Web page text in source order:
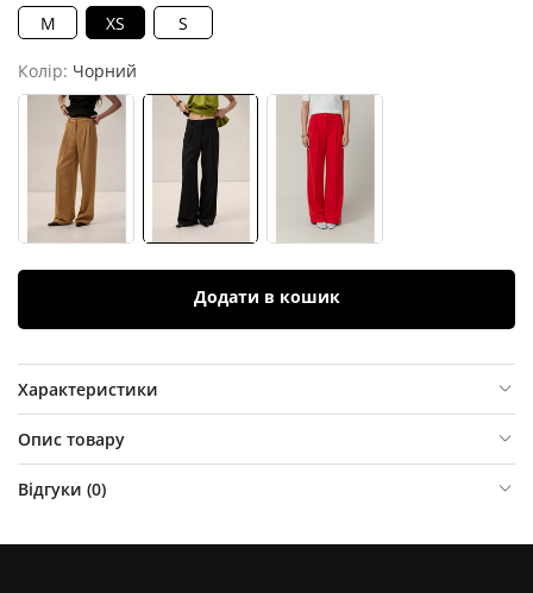
M
XS S
Колір: Чорний
Додати в кошик
Характеристики
Опис товару
Відгуки (0)